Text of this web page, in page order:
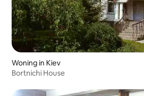
Woning in Kiev
Bortnichi House